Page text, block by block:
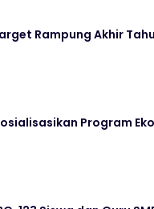
Rampung Akhir
Program